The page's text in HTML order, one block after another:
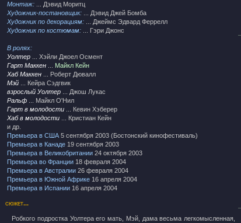
Монтаж: ... Дэвид Моритц
Художник-постановщик: ... Дэвид Джей Бомба
Художник по декорациям: ... Джеймс Эдвард Феррелл
Художник по костюмам: ... Гэри Джонс
В ролях:
Уолтер ... Хэйли Джоел Осмент
Гарт Маккен
Майкл Кейн
Хаб Маккен ... Роберт Дювалл
Мэй ... Кейра Сэдгвик
взрослый Уолтер ... Джош Лукас
Ральф ... Майкл О'Нил
Гарт в молодости ... Кевин Хэберер
Хаб в молодости ... Кристиан Кейн
и др.
Премьера в США 5 сентября 2003 (Бостонский кинофестиваль)
Премьера в Канаде 19 сентября 2003
Премьера в Великобритании 24 октября 2003
Премьера во Франции 18 февраля 2004
Премьера в Австралии 26 февраля 2004
Премьера в Южной Африке 16 апреля 2004
Премьера в Испании 16 апреля 2004
сюжет...
Робкого подростка Уолтера его мать, Мэй, дама весьма легкомысленная,